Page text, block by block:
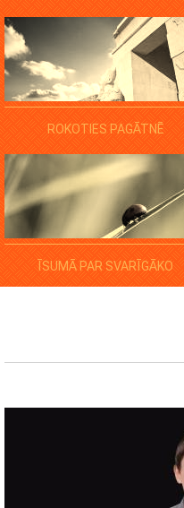
ROKOTIES PAGĀTNĒ
ĪSUMĀ PAR SVARĪGĀKO